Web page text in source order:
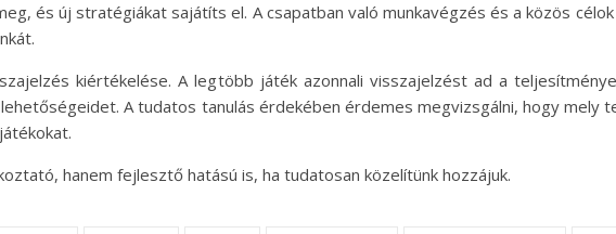
és új stratégiákat sajátíts el. A csapatban való munkavégzés és a közös
kiértékelése. A legtöbb játék azonnali visszajelzést ad a
A tudatos tanulás érdekében érdemes megvizsgálni, hogy mely
hanem fejlesztő hatású is, ha tudatosan közelítünk hozzájuk.